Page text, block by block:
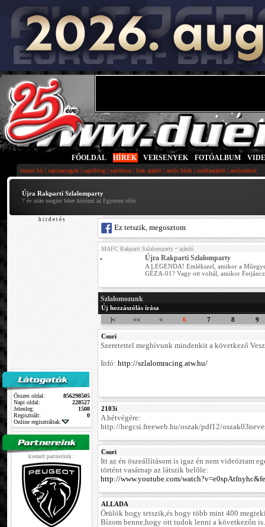
FŐOLDAL HÍREK VERSENYEK FOTÓALBUM
összes hír| sajtóanyagok | sajtóblog | sajtólista | link ajánló | autós hírek | médiaajánló | autószektor
Újra Rakparti Szlalomparty
7 év után megint lehet körözni az Egyetem előtt
h i r d e t é s
Összes oldal:
856298505
Napi oldal:
228527
Jelenleg:
1508
Regisztrált:
0
Online regisztráltak:
kiemelt partnerünk :
Ez tetszik, megosztom
MAFC Rakparti Szlalomparty • ajánló
Újra Rakparti Szlalomparty
A LEGENDA! Emlékszel, amikor a
GÉZA-01? Vagy ott voltál, amikor
Szlalomozunk
Új hozzászólás írása
|<
<< < 6 7 8 9
Csuri
Szeretettel meghívunk mindenkit a következő
Infó: http://szlalomracing.atw.hu/
2103i
A hétvégére:
http://hegcsi.freeweb.hu/oszak/pdf12/
Csuri
Itt az én öszeállításom is igaz én nem videóztam
történt vasárnap az látszik belőle:
http://www.youtube.com/
ALLADA
Örülök hogy tetszik,és hogy több mint 400
Bízom benne,hogy ott tudok lenni a következőn is.